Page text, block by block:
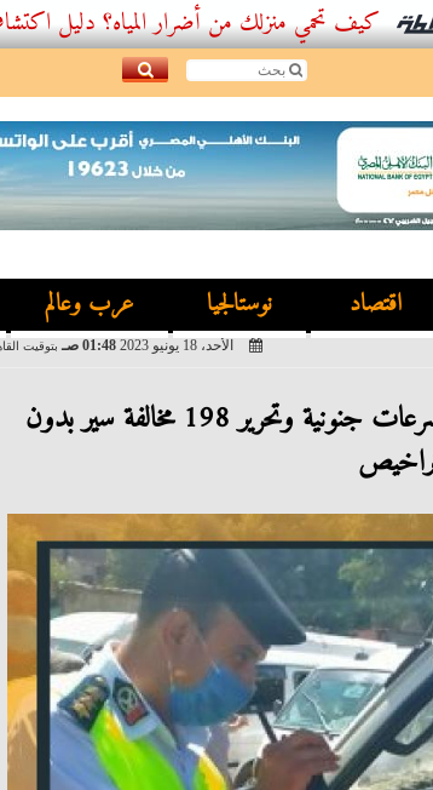
منزلك من أضرار المياه؟ دليل اكتشاف
اقتصاد نوستالجيا عرب وعالم
الأحد، 18 يونيو 2023 01:48 صـ بتوقيت
”الرادار” يلتقط 1152 سيارة تسير بسرعات جنونية وتحرير 198 مخالفة سير بدون